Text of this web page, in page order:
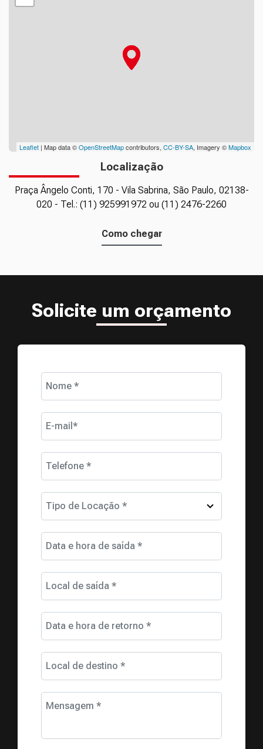
Leaflet | Map data ©OpenStreetMapcontributors, CC-BY-SA, Imagery ©Mapbox
Localização
Praça Ângelo Conti, 170 - Vila Sabrina, São Paulo, 02138-
020 - Tel.: (11) 925991972 ou (11) 2476-2260
Como chegar
Solicite um orçamento
Nome *
E-mail*
Telefone *
Tipo de Locação *
Data e hora de saída *
Local de saída *
Data e hora de retorno *
Local de destino *
Mensagem *